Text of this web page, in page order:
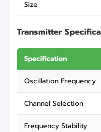
Size
Transmitter
Specification
Oscillation Frequency
Channel Selection
Frequency Stability